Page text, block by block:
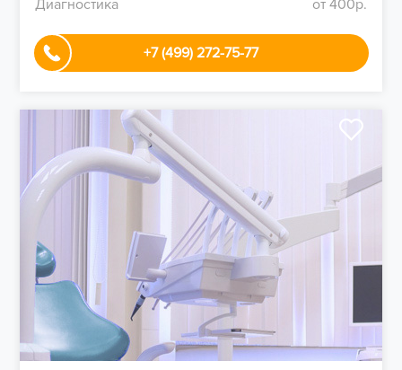
Диагностика от 400р.
+7 (499) 272-75-77